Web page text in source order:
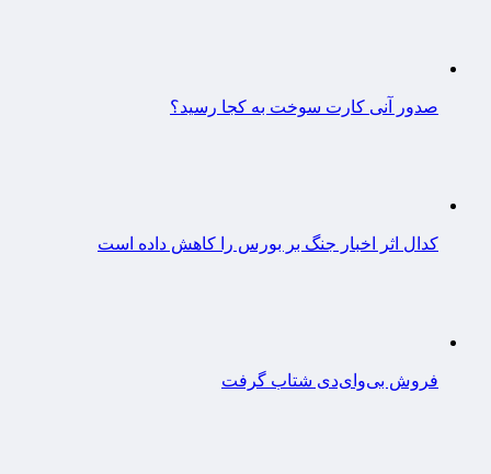
صدور آنی کارت سوخت به کجا رسید؟
کدال اثر اخبار جنگ بر بورس را کاهش داده است
فروش بی‌وای‌دی شتاب گرفت